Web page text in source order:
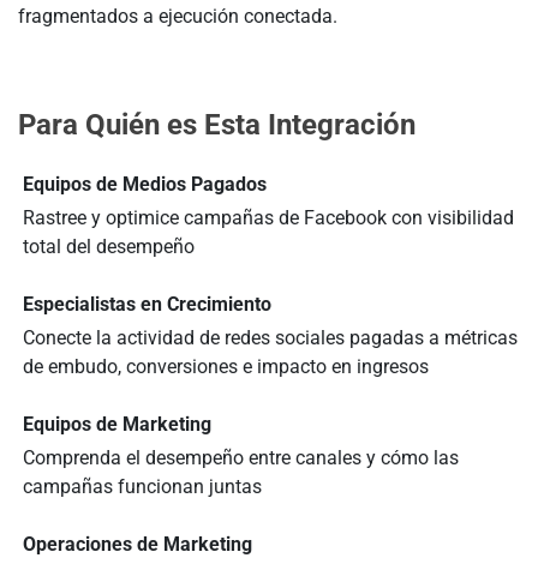
fragmentados a ejecución conectada.
Para Quién es Esta Integración
Equipos de Medios Pagados
Rastree y optimice campañas de Facebook con visibilidad
total del desempeño
Especialistas en Crecimiento
Conecte la actividad de redes sociales pagadas a métricas
de embudo, conversiones e impacto en ingresos
Equipos de Marketing
Comprenda el desempeño entre canales y cómo las
campañas funcionan juntas
Operaciones de Marketing